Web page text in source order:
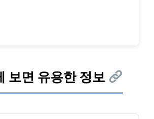
보면 유용한 정보